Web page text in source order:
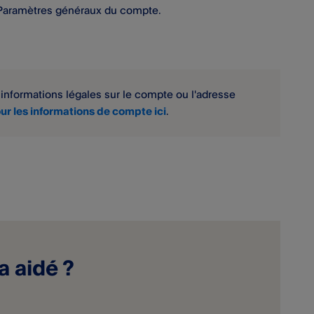
généraux du compte.
légales sur le compte ou l'adresse
les informations de compte ici.
aidé ?